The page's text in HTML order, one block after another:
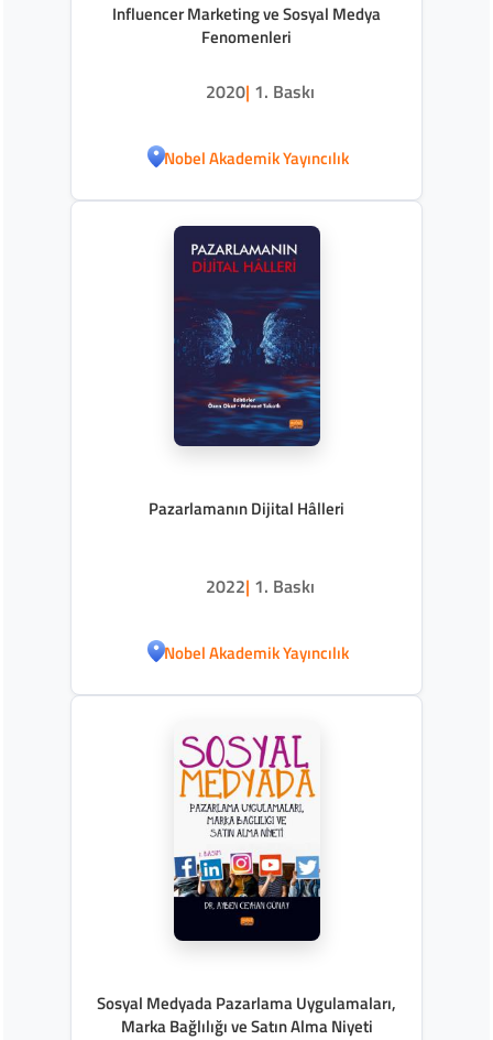
Influencer Marketing ve Sosyal Medya
Fenomenleri
2020| 1. Baskı
Nobel Akademik Yayıncılık
Pazarlamanın Dijital Hâlleri
2022| 1. Baskı
Nobel Akademik Yayıncılık
Sosyal Medyada Pazarlama Uygulamaları,
Marka Bağlılığı ve Satın Alma Niyeti